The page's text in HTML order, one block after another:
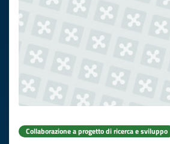
Collaborazione a progetto di ricerca e sviluppo